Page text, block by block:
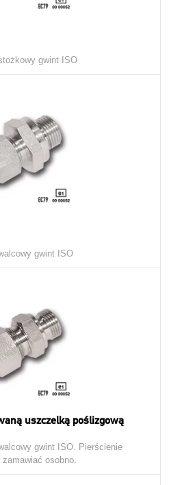
gwint ISO
gwint ISO
uszczelką poślizgową
gwint ISO. Pierścienie
osobno.